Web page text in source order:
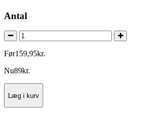
Antal
Før159,95kr.
Nu89kr.
Læg i kurv